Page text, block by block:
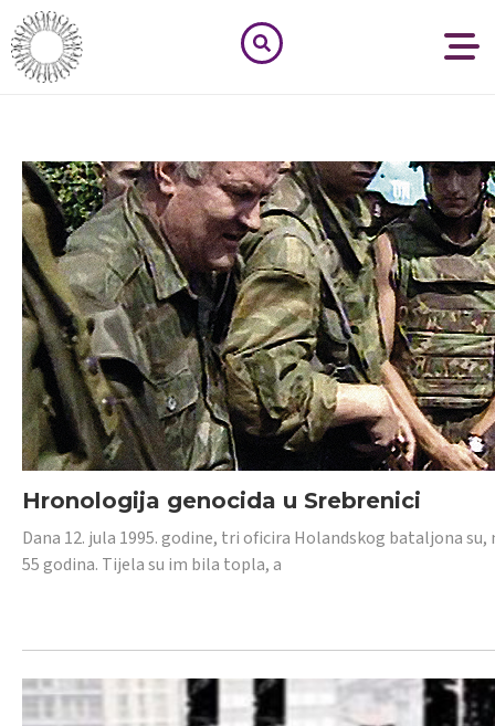
Hronologija genocida u Srebrenici
Dana 12. jula 1995. godine, tri oficira Holandskog bataljona
55 godina. Tijela su im bila topla, a